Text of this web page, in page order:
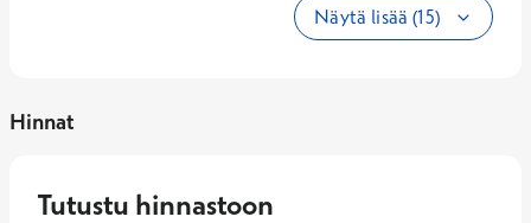
Näytä lisää (15)
Hinnat
Tutustu hinnastoon